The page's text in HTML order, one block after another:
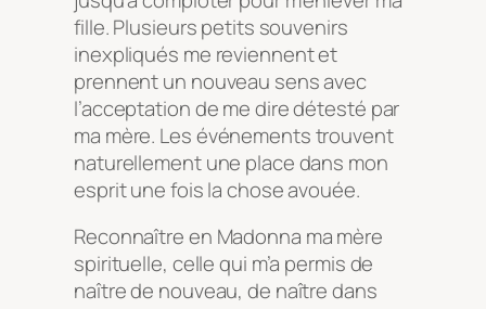
fille. Plusieurs petits souvenirs
inexpliqués me reviennent et
prennent un nouveau sens avec
l’acceptation de me dire détesté par
ma mère. Les événements trouvent
naturellement une place dans mon
esprit une fois la chose avouée.
Reconnaître en Madonna ma mère
spirituelle, celle qui m’a permis de
naître de nouveau, de naître dans